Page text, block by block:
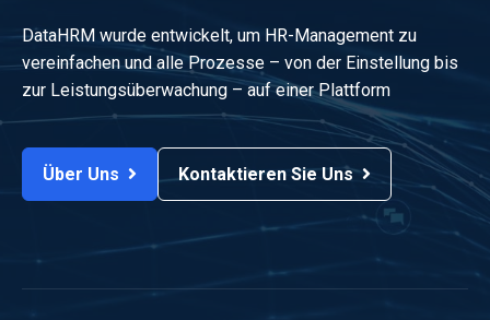
DataHRM wurde entwickelt, um HR-Management zu
vereinfachen und alle Prozesse – von der Einstellung bis
zur Leistungsüberwachung – auf einer Plattform
Über Uns Kontaktieren Sie Uns